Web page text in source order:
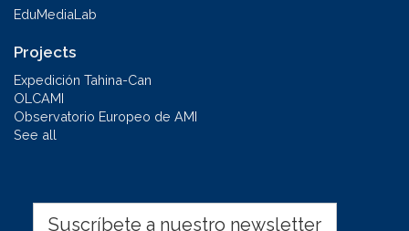
EduMediaLab
Projects
Expedición Tahina-Can
OLCAMI
Observatorio Europeo de AMI
See all
Suscríbete a nuestro newsletter